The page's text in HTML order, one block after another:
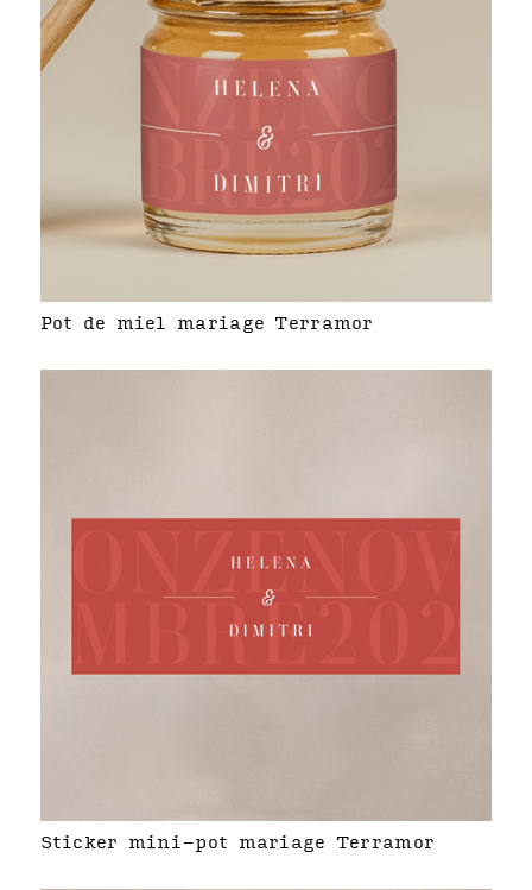
Pot de miel mariage Terramor
Sticker mini-pot mariage Terramor